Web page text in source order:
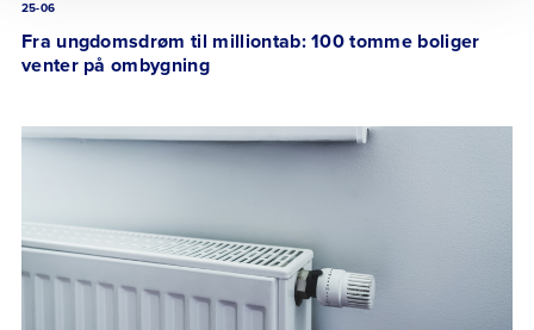
25-06
Fra ungdomsdrøm til milliontab: 100 tomme boliger
venter på ombygning